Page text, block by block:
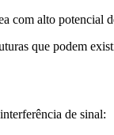
com alto potencial
que podem
de sinal: